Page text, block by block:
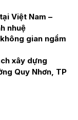
Việt Nam –
nhuệ
gian ngầm
xây dựng
Quy Nhơn, TP